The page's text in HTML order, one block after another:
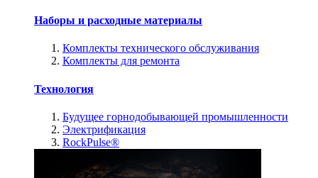
Наборы и расходные материалы
Комплекты технического обслуживания
Комплекты для ремонта
Технология
Будущее горнодобывающей промышленности
Электрификация
RockPulse®